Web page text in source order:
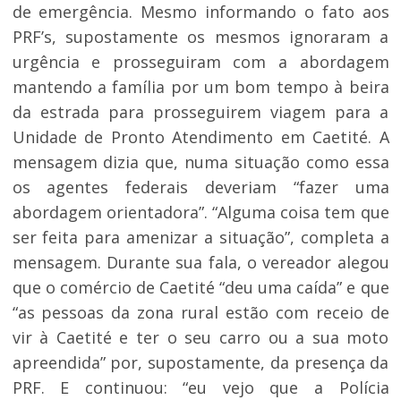
de emergência. Mesmo informando o fato aos
PRF’s, supostamente os mesmos ignoraram a
urgência e prosseguiram com a abordagem
mantendo a família por um bom tempo à beira
da estrada para prosseguirem viagem para a
Unidade de Pronto Atendimento em Caetité. A
mensagem dizia que, numa situação como essa
os agentes federais deveriam “fazer uma
abordagem orientadora”. “Alguma coisa tem que
ser feita para amenizar a situação”, completa a
mensagem. Durante sua fala, o vereador alegou
que o comércio de Caetité “deu uma caída” e que
“as pessoas da zona rural estão com receio de
vir à Caetité e ter o seu carro ou a sua moto
apreendida” por, supostamente, da presença da
PRF. E continuou: “eu vejo que a Polícia